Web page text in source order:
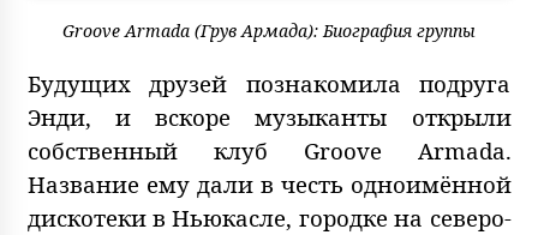
Groove Armada (Грув Армада): Биография группы
Будущих друзей познакомила подруга
Энди, и вскоре музыканты открыли
собственный клуб Groove Armada.
Название ему дали в честь одноимённой
дискотеки в Ньюкасле, городке на северо-